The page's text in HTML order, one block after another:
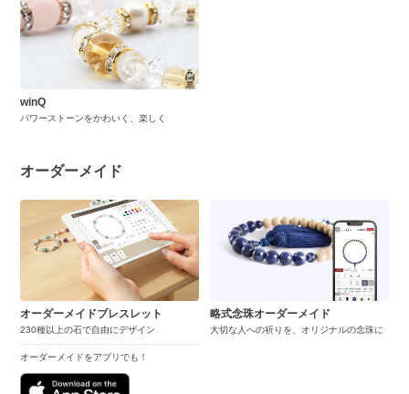
winQ
パワーストーンをかわいく、楽しく
オーダーメイド
オーダーメイドブレスレット
230種以上の石で自由にデザイン
オーダーメイドをアプリでも！
略式念珠オーダーメイド
大切な人への祈りを、オリジナルの念珠に